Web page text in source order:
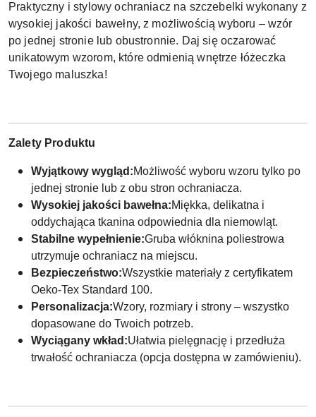
Praktyczny i stylowy ochraniacz na szczebelki wykonany z
wysokiej jakości bawełny, z możliwością wyboru – wzór
po jednej stronie lub obustronnie. Daj się oczarować
unikatowym wzorom, które odmienią wnętrze łóżeczka
Twojego maluszka!
Zalety Produktu
Wyjątkowy wygląd:Możliwość wyboru wzoru tylko po
jednej stronie lub z obu stron ochraniacza.
Wysokiej jakości bawełna:Miękka, delikatna i
oddychająca tkanina odpowiednia dla niemowląt.
Stabilne wypełnienie:Gruba włóknina poliestrowa
utrzymuje ochraniacz na miejscu.
Bezpieczeństwo:Wszystkie materiały z certyfikatem
Oeko-Tex Standard 100.
Personalizacja:Wzory, rozmiary i strony – wszystko
dopasowane do Twoich potrzeb.
Wyciągany wkład:Ułatwia pielęgnację i przedłuża
trwałość ochraniacza (opcja dostępna w zamówieniu).